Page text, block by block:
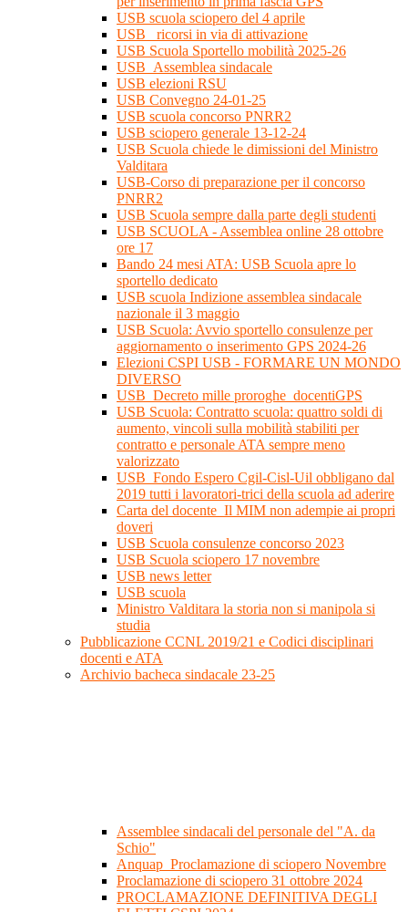
USB scuola sciopero del 4 aprile
USB_ ricorsi in via di attivazione
USB Scuola Sportello mobilità 2025-26
USB_Assemblea sindacale
USB elezioni RSU
USB Convegno 24-01-25
USB scuola concorso PNRR2
USB sciopero generale 13-12-24
USB Scuola chiede le dimissioni del Ministro
Valditara
USB-Corso di preparazione per il concorso
PNRR2
USB Scuola sempre dalla parte degli studenti
USB SCUOLA - Assemblea online 28 ottobre
ore 17
Bando 24 mesi ATA: USB Scuola apre lo
sportello dedicato
USB scuola Indizione assemblea sindacale
nazionale il 3 maggio
USB Scuola: Avvio sportello consulenze per
aggiornamento o inserimento GPS 2024-26
Elezioni CSPI USB - FORMARE UN MONDO
DIVERSO
USB_Decreto mille proroghe_docentiGPS
USB Scuola: Contratto scuola: quattro soldi di
aumento, vincoli sulla mobilità stabiliti per
contratto e personale ATA sempre meno
valorizzato
USB_Fondo Espero Cgil-Cisl-Uil obbligano dal
2019 tutti i lavoratori-trici della scuola ad aderire
Carta del docente_Il MIM non adempie ai propri
doveri
USB Scuola consulenze concorso 2023
USB Scuola sciopero 17 novembre
USB news letter
USB scuola
Ministro Valditara la storia non si manipola si
studia
Pubblicazione CCNL 2019/21 e Codici disciplinari
docenti e ATA
Archivio bacheca sindacale 23-25
Assemblee sindacali del personale del "A. da
Schio"
Anquap_Proclamazione di sciopero Novembre
Proclamazione di sciopero 31 ottobre 2024
PROCLAMAZIONE DEFINITIVA DEGLI